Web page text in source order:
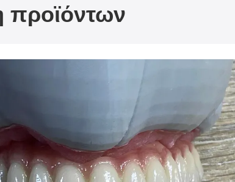
προϊόντων